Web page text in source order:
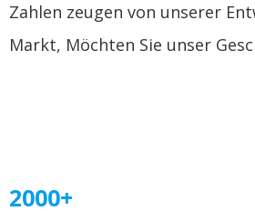
Zahlen zeugen von unserer
Markt, Möchten Sie unser
2000+